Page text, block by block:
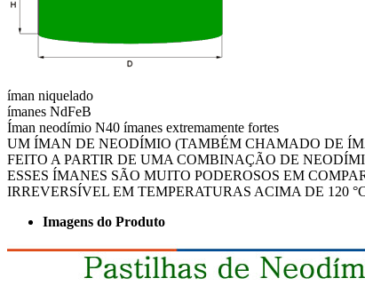
íman niquelado
ímanes NdFeB
Íman neodímio N40 ímanes extremamente fortes
UM ÍMAN DE NEODÍMIO (TAMBÉM CHAMADO DE
FEITO A PARTIR DE UMA COMBINAÇÃO DE
ESSES ÍMANES SÃO MUITO PODEROSOS EM
IRREVERSÍVEL EM TEMPERATURAS ACIMA DE 120
Imagens do Produto